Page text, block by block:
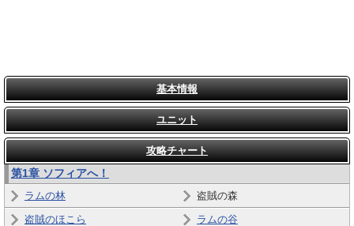
基本情報
ユニット
攻略チャート
第1章 ソフィアへ！
ラムの林
盗賊の森
盗賊のほこら
ラムの谷